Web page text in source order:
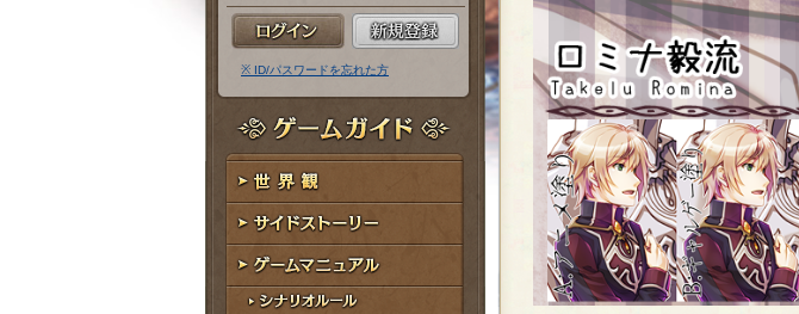
ー
ル
ア
ド
レ
ス
パ
ス
ー
ド
※ ID/パスワードを忘れた方
ゲームガイド
世界観
サイドストーリー
ゲームマニュアル